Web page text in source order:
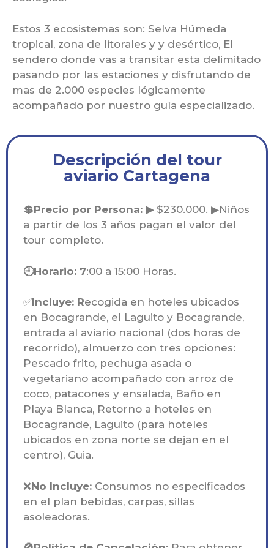
Estos 3 ecosistemas son: Selva Húmeda
tropical, zona de litorales y y desértico, El
sendero donde vas a transitar esta delimitado
pasando por las estaciones y disfrutando de
mas de 2.000 especies lógicamente
acompañado por nuestro guía especializado.
Descripción del tour
aviario Cartagena
💲Precio por Persona: ▶$230.000. ▶Niños
a partir de los 3 años pagan el valor del
tour completo.
🕘Horario: 7:00 a 15:00 Horas.
✅Incluye: Recogida en hoteles ubicados
en Bocagrande, el Laguito y Bocagrande,
entrada al aviario nacional (dos horas de
recorrido), almuerzo con tres opciones:
Pescado frito, pechuga asada o
vegetariano acompañado con arroz de
coco, patacones y ensalada, Baño en
Playa Blanca, Retorno a hoteles en
Bocagrande, Laguito (para hoteles
ubicados en zona norte se dejan en el
centro), Guia.
❌No Incluye: Consumos no especificados
en el plan bebidas, carpas, sillas
asoleadoras.